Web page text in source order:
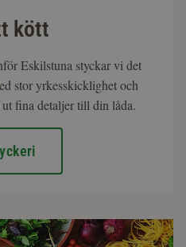
kött
Eskilstuna styckar vi det
stor yrkesskicklighet och
fina detaljer till din låda.